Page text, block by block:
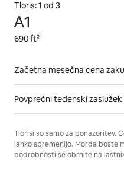
Tloris: 1 od 3
A1
690 ft²
Začetna mesečna cena
Povprečni tedenskizaslužek
Tlorisi so samo za ponazoritev.
lahko spremenijo. Morda boste
podrobnosti se obrnite na